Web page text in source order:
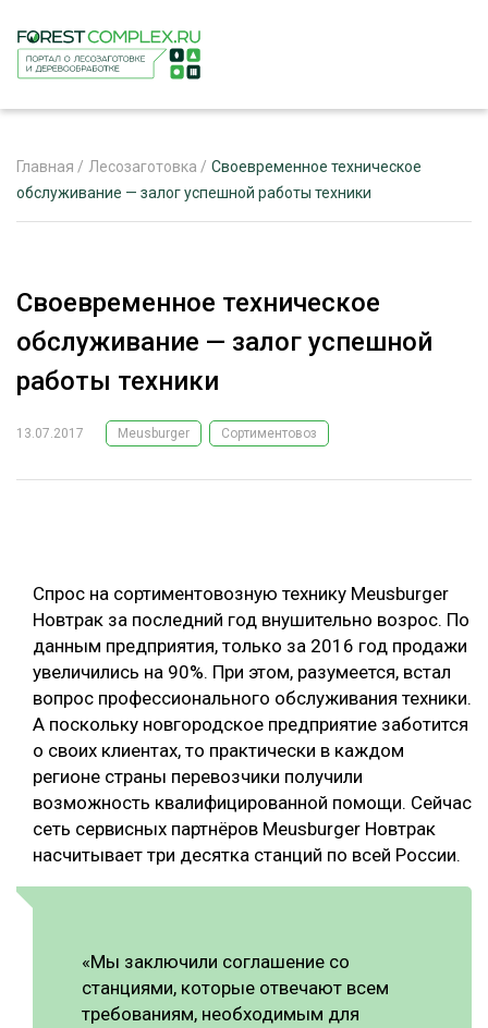
РЕКЛАМОДАТЕЛЯМ
ЛЕСНОЕ ХОЗЯЙСТВО
ЛЕСОЗАГОТОВКА
БИОЭНЕРГЕТИКА
ЛЕСОВОССТАНОВЛЕНИЕ И ЗАЩИТА
ЛОГИСТИКА
ПРОИЗВОДСТВО ДРЕВЕСНЫХ ПЛИТ
ЦБП
КОМПЛЕКСНАЯ ПЕРЕРАБОТКА
ЛЕСОПИЛЕНИЕ
ДЕРЕВЯННОЕ ДОМОСТРОЕНИЕ
СОРТИРОВКА ДРЕВЕСИНЫ
СУШКА ДРЕВЕСИНЫ
ТЕМАТИЧЕСКИЕ ПРОЕКТЫ
ПОДБОРКИ СТАТЕЙ
ЭКСПЕРТНОЕ МНЕНИЕ
Главная / Лесозаготовка / Своевременное техническое
обслуживание — залог успешной работы техники
Своевременное техническое
обслуживание — залог успешной
работы техники
13.07.2017 Meusburger Сортиментовоз
Спрос на сортиментовозную технику Meusburger
Новтрак за последний год внушительно возрос. По
данным предприятия, только за 2016 год продажи
увеличились на 90%. При этом, разумеется, встал
вопрос профессионального обслуживания техники.
А поскольку новгородское предприятие заботится
о своих клиентах, то практически в каждом
регионе страны перевозчики получили
возможность квалифицированной помощи. Сейчас
сеть сервисных партнёров Meusburger Новтрак
насчитывает три десятка станций по всей России.
«Мы заключили соглашение со
станциями, которые отвечают всем
требованиям, необходимым для